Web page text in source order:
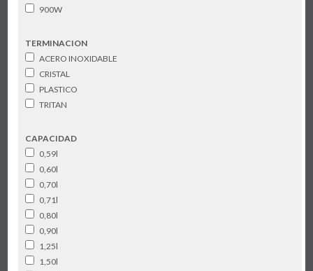
900W
TERMINACION
ACERO INOXIDABLE
CRISTAL
PLASTICO
TRITAN
CAPACIDAD
0,59l
0,60l
0,70l
0,71l
0,80l
0,90l
1,25l
1,50l